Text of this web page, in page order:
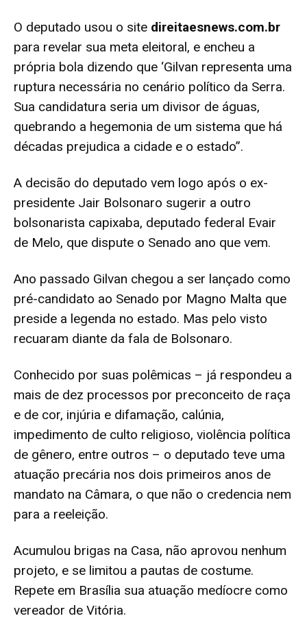
O deputado usou o site direitaesnews.com.br
para revelar sua meta eleitoral, e encheu a
própria bola dizendo que ‘Gilvan representa uma
ruptura necessária no cenário político da Serra.
Sua candidatura seria um divisor de águas,
quebrando a hegemonia de um sistema que há
décadas prejudica a cidade e o estado”.
A decisão do deputado vem logo após o ex-
presidente Jair Bolsonaro sugerir a outro
bolsonarista capixaba, deputado federal Evair
de Melo, que dispute o Senado ano que vem.
Ano passado Gilvan chegou a ser lançado como
pré-candidato ao Senado por Magno Malta que
preside a legenda no estado. Mas pelo visto
recuaram diante da fala de Bolsonaro.
Conhecido por suas polêmicas – já respondeu a
mais de dez processos por preconceito de raça
e de cor, injúria e difamação, calúnia,
impedimento de culto religioso, violência política
de gênero, entre outros – o deputado teve uma
atuação precária nos dois primeiros anos de
mandato na Câmara, o que não o credencia nem
para a reeleição.
Acumulou brigas na Casa, não aprovou nenhum
projeto, e se limitou a pautas de costume.
Repete em Brasília sua atuação medíocre como
vereador de Vitória.